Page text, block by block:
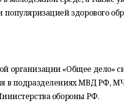
здорового
организации «Общее дело»
в подразделениях МВД РФ,
обороны РФ.